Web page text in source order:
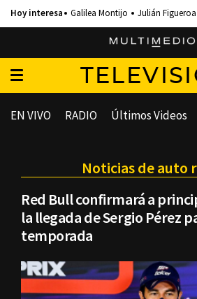
Galilea Montijo Julián Figueroa
EN VIVO RADIO Últimos Videos
Noticias de auto
Red Bull confirmará a
la llegada de Sergio Pérez
temporada